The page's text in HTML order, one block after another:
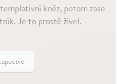
kněz, potom zase
Je to prostě živel.